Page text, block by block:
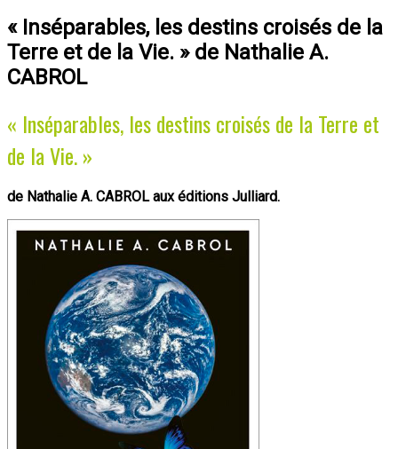
« Inséparables, les destins croisés de la
Terre et de la Vie. » de Nathalie A.
CABROL
« Inséparables, les destins croisés de la Terre et
de la Vie. »
de Nathalie A. CABROL aux éditions Julliard.